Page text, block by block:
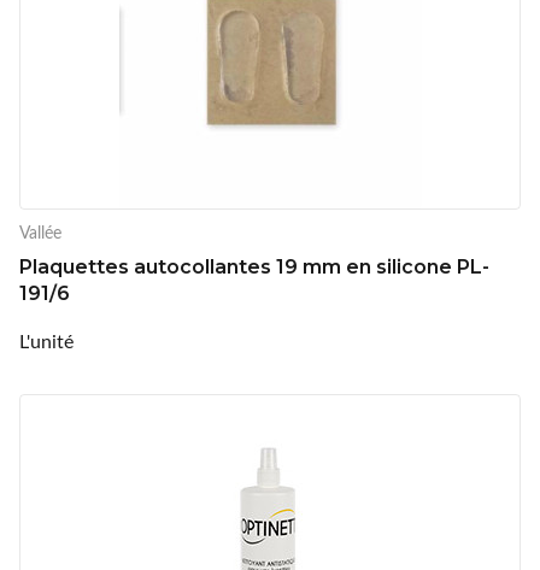
Vallée
Plaquettes autocollantes 19 mm en silicone PL-
191/6
L'unité